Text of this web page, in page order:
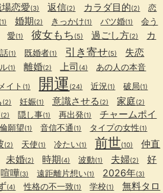
恋愛(3) 返信(2) カラダ目的(2)
恋
(1) 婚期(2) きっかけ(1) バツ婚(1) 会う
愛(1) 彼女もち (5) 過ごし方(2)
カ
(1) 既婚者(1) 引き寄せ(5) 失恋
(1) 離婚(2) 上司 (4) あの人の本音
イト (1) 開運 (24) 近況 (1) 破局(1)
(2) 妊娠(1) 意識させる (2) 家庭(2)
(2) 隠し事(1) 再出発(1)
チャームポイ
願望(1) 音信不通 (1) タイプの女性(1)
(2) 天使(1) 冷たい(1) 前世(10)
仲直
未婚(2) 時期(4) 波動(1) 夫婦(2)
好
喧嘩(3) 遠距離片想い(1) 2026年(3)
(4) 性格の不一致(1) 学校(1)
無料タロ